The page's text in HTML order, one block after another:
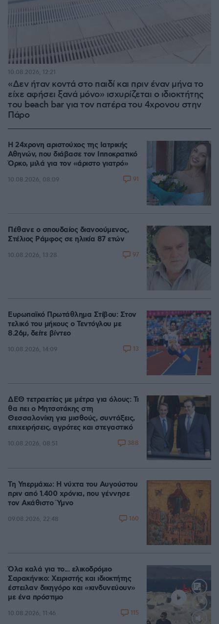
«Δεν ήταν κοντά στο παιδί και πριν έναν μήνα το
είχε αφήσει ξανά μόνο» ισχυρίζεται ο ιδιοκτήτης
του beach bar για τον πατέρα του 4χρονου στην
Πάρο
10.08.2026, 12:21
Η 24χρονη αριστούχος της Ιατρικής
Αθηνών, που διάβασε τον Ιπποκρατικό
Όρκο, μιλά για τον «άριστο γιατρό»
10.08.2026, 08:09 91
Πέθανε ο σπουδαίος διανοούμενος,
Στέλιος Ράμφος σε ηλικία 87 ετών
10.08.2026, 13:28 97
Ευρωπαϊκό Πρωτάθλημα Στίβου: Στον
τελικό του μήκους ο Τεντόγλου με
8.26μ, δείτε βίντεο
10.08.2026, 14:09 13
ΔΕΘ τετραετίας με μέτρα για όλους: Τι
θα πει ο Μητσοτάκης στη
Θεσσαλονίκη για μισθούς, συντάξεις,
επιχειρήσεις, αγρότες και στεγαστικό
10.08.2026, 08:51 388
Τη Υπερμάχω: Η νύχτα του Αυγούστου
πριν από 1.400 χρόνια, που γέννησε
τον Ακάθιστο Ύμνο
09.08.2026, 22:48 160
Όλα καλά για το... ελικοδρόμιο
Σαρακήνικο: Χειριστής και ιδιοκτήτης
έστειλαν δικηγόρο και «κινδυνεύουν»
με ένα πρόστιμο
10.08.2026, 11:46 115